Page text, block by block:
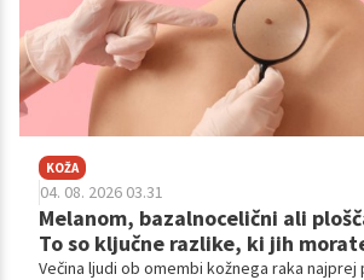
KOŽA
04. 08. 2026 03.31
Melanom, bazalnocelični ali
To so ključne razlike, ki jih
Večina ljudi ob omembi kožnega raka najprej